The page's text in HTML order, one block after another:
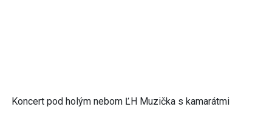
Koncert pod holým nebom ĽH Muzička s kamarátmi